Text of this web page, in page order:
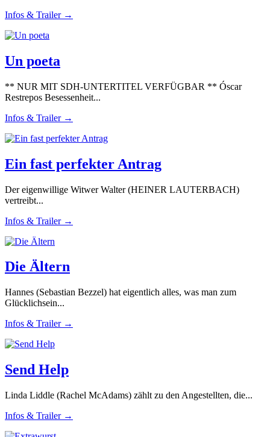
Infos & Trailer →
Un poeta
** NUR MIT SDH-UNTERTITEL VERFÜGBAR ** Óscar
Restrepos Besessenheit...
Infos & Trailer →
Ein fast perfekter Antrag
Der eigenwillige Witwer Walter (HEINER LAUTERBACH)
vertreibt...
Infos & Trailer →
Die Ältern
Hannes (Sebastian Bezzel) hat eigentlich alles, was man zum
Glücklichsein...
Infos & Trailer →
Send Help
Linda Liddle (Rachel McAdams) zählt zu den Angestellten, die...
Infos & Trailer →